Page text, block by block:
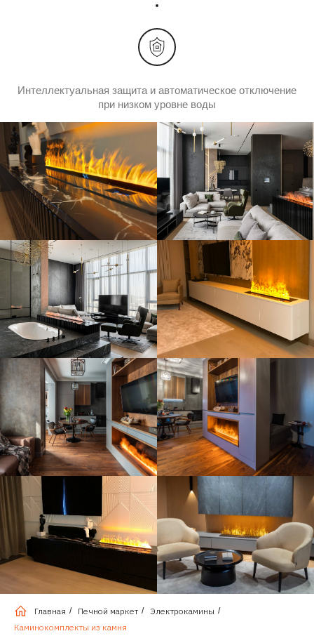
Интеллектуальная защита и автоматическое отключение
при низком уровне воды
Главная / Печной маркет / Электрокамины /
Каминокомплекты из камня